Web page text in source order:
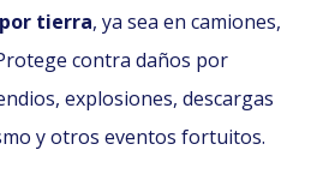
tierra, ya sea en camiones,
contra daños por
explosiones, descargas
y otros eventos fortuitos.